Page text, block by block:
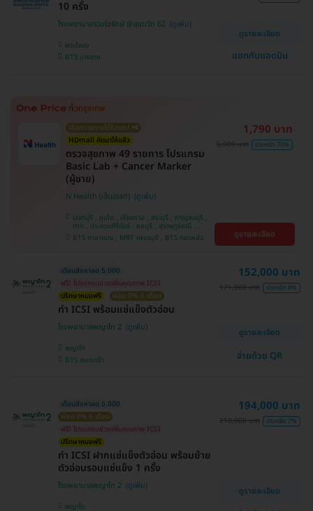
10 ครั้ง
โรงพยาบาลรวมใจรักษ์ @สุขุมวิท 62
พระโขนง
BTS บางจาก
ดูรายละเอียด
แชทกับแอดมิน
เลือกรายการได้ในแอป 📲
HDmall คัดมาให้แล้ว
ตรวจสุขภาพ 49 รายการ โปรแกรม
Basic Lab + Cancer Marker
(ผู้ชาย)
N Health (เอ็นเฮลท์)
นนทบุรี , ภูเก็ต , เชียงราย , สระบุรี , กาญจนบุรี ,
ตาก , ประจวบคีรีขันธ์ , ชลบุรี , สุราษฎร์ธานี ,
บางรัก , นครสวรรค์ , บางแค , ห้วยขวาง , สงขลา ,
ปทุมธานี , สมุทรปราการ , สมุทรสาคร , ชุมพร ,
จันทบุรี , อุบลราชธานี , พระนครศรีอยุธยา , สุราษฎ์
BTS ศาลาแดง , MRT เพชรบุรี , BTS ทองหล่อ
1,790 บาท
6,000 บาท ประหยัด 70%
ดูรายละเอียด
เดือนสิงหาลด 5,000
ฟรี! โปรแกรมช่วยเพิ่มคุณภาพ ICSI
ปรึกษาหมอฟรี
ผ่อน 0% 6 เดือน
ทำ ICSI พร้อมแช่แข็งตัวอ่อน
โรงพยาบาลพญาไท 2
พญาไท
BTS สนามเป้า
152,000 บาท
171,000 บาท ประหยัด 8%
ดูรายละเอียด
จ่ายด้วย QR
เดือนสิงหาลด 5,000
ผ่อน 0% 6 เดือน
ฟรี! โปรแกรมช่วยเพิ่มคุณภาพ ICSI
ปรึกษาหมอฟรี
ทำ ICSI ฝากแช่แข็งตัวอ่อน พร้อมย้าย
ตัวอ่อนรอบแช่แข็ง 1 ครั้ง
โรงพยาบาลพญาไท 2
พญาไท
194,000 บาท
218,000 บาท ประหยัด 7%
ดูรายละเอียด